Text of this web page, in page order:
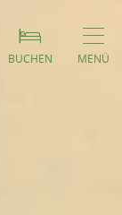
BUCHEN MENÜ